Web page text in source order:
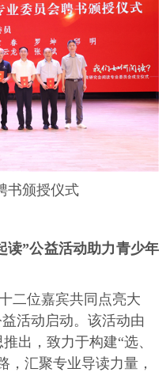
书颁授仪式
读”公益活动助力青少年
二位嘉宾共同点亮大
活动启动。该活动由
出，致力于构建“选、
，汇聚专业导读力量，